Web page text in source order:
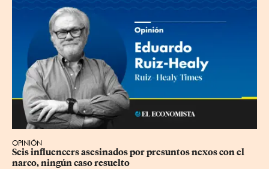
OPINIÓN
Seis influencers asesinados por presuntos nexos con el
narco, ningún caso resuelto